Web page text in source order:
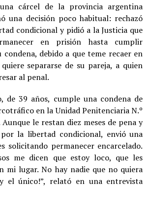
cárcel de la provincia argentina
una decisión poco habitual: rechazó
condicional y pidió a la Justicia que
en prisión hasta cumplir
debido a que teme recaer en
separarse de su pareja, a quien
al penal.
de 39 años, cumple una condena de
en la Unidad Penitenciaria N.º
le restan diez meses de pena y
la libertad condicional, envió una
solicitando permanecer encarcelado.
me dicen que estoy loco, que les
mi lugar. No hay nadie que no quiera
el único!”, relató en una entrevista